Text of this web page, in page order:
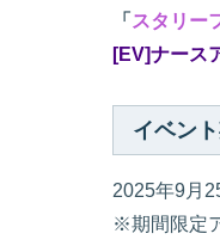
「 スタリー
[EV]ナース
イベン
2025年9月
※期間限定